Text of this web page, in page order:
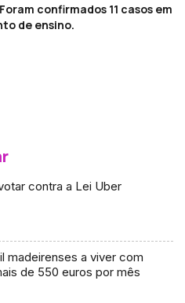
confirmados 11 casos em
de ensino.
contra a Lei Uber
madeirenses a viver com
de 550 euros por mês